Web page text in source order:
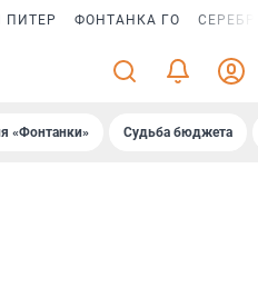
ПИТЕР ФОНТАНКА ГО
«Фонтанки» Судьба бюджета